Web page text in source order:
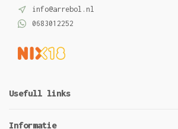
info@arrebol.nl
0683012252
Usefull links
Informatie